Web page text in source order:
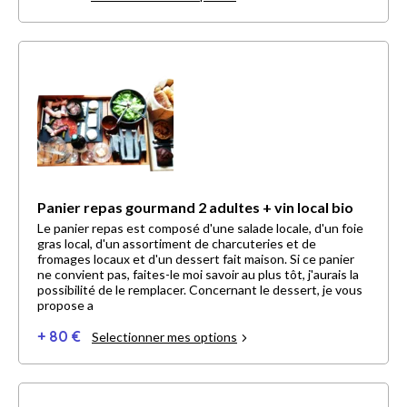
Panier repas gourmand 2 adultes + vin local bio
Le panier repas est composé d'une salade locale, d'un foie
gras local, d'un assortiment de charcuteries et de
fromages locaux et d'un dessert fait maison. Si ce panier
ne convient pas, faites-le moi savoir au plus tôt, j'aurais la
possibilité de le remplacer. Concernant le dessert, je vous
propose a
+ 80 € Selectionner mes options